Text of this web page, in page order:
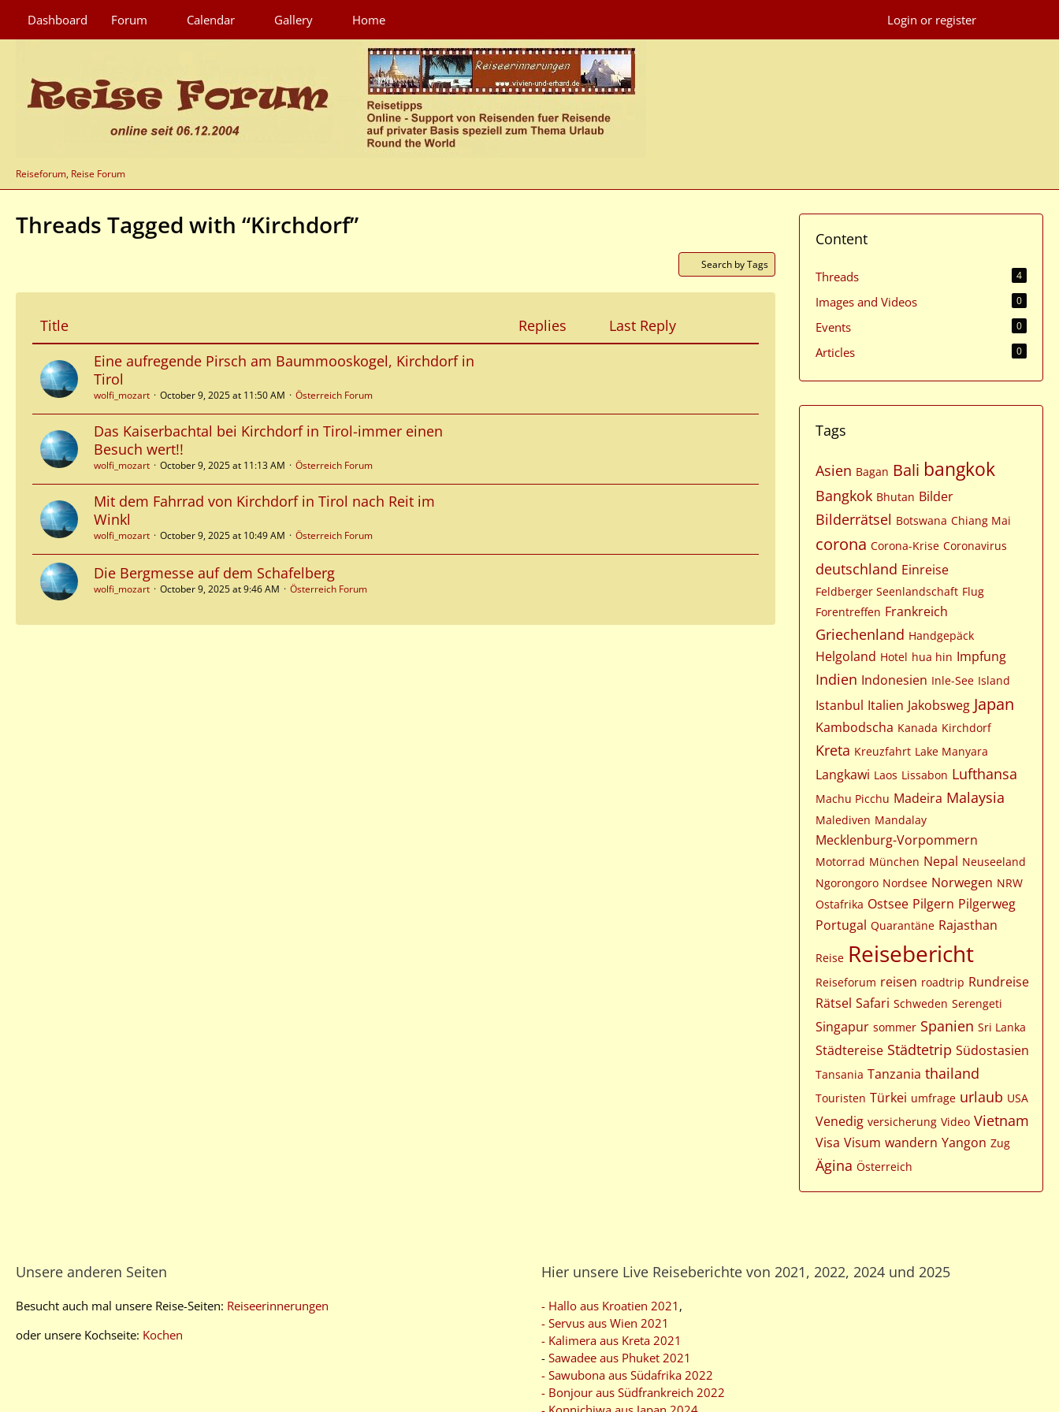
Dashboard Forum Calendar Gallery Home Login or register
Reiseforum, Reise Forum
Threads Tagged with “Kirchdorf”
Search by Tags
Title Replies
Last Reply
Eine aufregende Pirsch am Baummooskogel, Kirchdorf in
Tirol
wolfi_mozart October 9, 2025 at 11:50 AM Österreich Forum
Das Kaiserbachtal bei Kirchdorf in Tirol-immer einen
Besuch wert!!
wolfi_mozart October 9, 2025 at 11:13 AM Österreich Forum
Mit dem Fahrrad von Kirchdorf in Tirol nach Reit im
Winkl
wolfi_mozart October 9, 2025 at 10:49 AM Österreich Forum
Die Bergmesse auf dem Schafelberg
wolfi_mozart October 9, 2025 at 9:46 AM Österreich Forum
Content
Threads 4
Images and Videos 0
Events 0
Articles 0
Tags
Asien Bagan Bali bangkok
Bangkok Bhutan Bilder
Bilderrätsel Botswana Chiang Mai
corona Corona-Krise Coronavirus
deutschland Einreise
Feldberger Seenlandschaft Flug
Forentreffen Frankreich
Griechenland Handgepäck
Helgoland Hotel hua hin Impfung
Indien Indonesien Inle-See Island
Istanbul Italien Jakobsweg Japan
Kambodscha Kanada Kirchdorf
Kreta Kreuzfahrt Lake Manyara
Langkawi Laos Lissabon Lufthansa
Machu Picchu Madeira Malaysia
Malediven Mandalay
Mecklenburg-Vorpommern
Motorrad München Nepal Neuseeland
Ngorongoro Nordsee Norwegen NRW
Ostafrika Ostsee Pilgern Pilgerweg
Portugal Quarantäne Rajasthan
Reise Reisebericht
Reiseforum reisen roadtrip Rundreise
Rätsel Safari Schweden Serengeti
Singapur sommer Spanien Sri Lanka
Städtereise Städtetrip Südostasien
Tansania Tanzania thailand
Touristen Türkei umfrage urlaub USA
Venedig versicherung Video Vietnam
Visa Visum wandern Yangon Zug
Ägina Österreich
Unsere anderen Seiten
Besucht auch mal unsere Reise-Seiten: Reiseerinnerungen
oder unsere Kochseite: Kochen
Hier unsere Live Reiseberichte von 2021, 2022, 2024 und 2025
- Hallo aus Kroatien 2021 ,
- Servus aus Wien 2021
- Kalimera aus Kreta 2021
- Sawadee aus Phuket 2021
- Sawubona aus Südafrika 2022
- Bonjour aus Südfrankreich 2022